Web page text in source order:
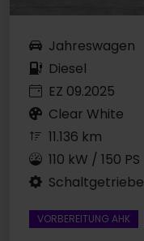
Jahreswagen
Diesel
EZ 09.2025
Clear White
11.136 km
110 kW / 150 PS
Schaltgetriebe
VORBEREITUNG AHK